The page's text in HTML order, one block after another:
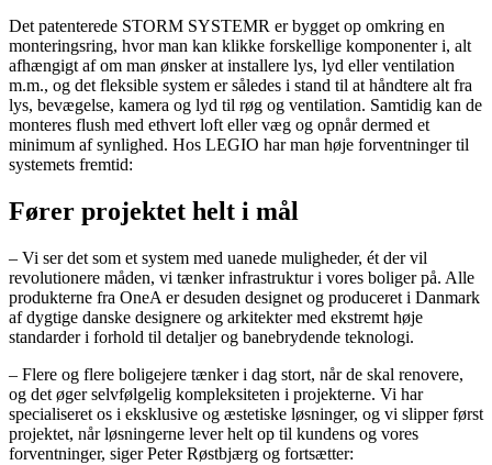
Det patenterede STORM SYSTEMR er bygget op omkring en
monteringsring, hvor man kan klikke forskellige komponenter i, alt
afhængigt af om man ønsker at installere lys, lyd eller ventilation
m.m., og det fleksible system er således i stand til at håndtere alt fra
lys, bevægelse, kamera og lyd til røg og ventilation. Samtidig kan de
monteres flush med ethvert loft eller væg og opnår dermed et
minimum af synlighed. Hos LEGIO har man høje forventninger til
systemets fremtid:
Fører projektet helt i mål
– Vi ser det som et system med uanede muligheder, ét der vil
revolutionere måden, vi tænker infrastruktur i vores boliger på. Alle
produkterne fra OneA er desuden designet og produceret i Danmark
af dygtige danske designere og arkitekter med ekstremt høje
standarder i forhold til detaljer og banebrydende teknologi.
– Flere og flere boligejere tænker i dag stort, når de skal renovere,
og det øger selvfølgelig kompleksiteten i projekterne. Vi har
specialiseret os i eksklusive og æstetiske løsninger, og vi slipper først
projektet, når løsningerne lever helt op til kundens og vores
forventninger, siger Peter Røstbjærg og fortsætter: